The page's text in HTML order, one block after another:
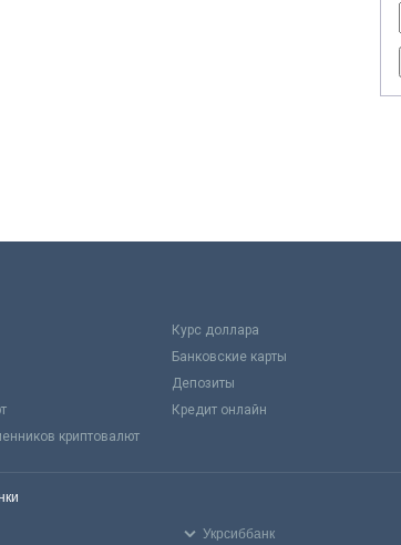
Курс доллара
Банковские карты
Депозиты
Кредит онлайн
криптовалют
Укрсиббанк